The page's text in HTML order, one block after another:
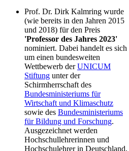
Prof. Dr. Dirk Kalmring wurde
(wie bereits in den Jahren 2015
und 2018) für den Preis
'Professor des Jahres 2023'
nominiert. Dabei handelt es sich
um einen bundesweiten
Wettbewerb derUNICUM
Stiftung unter der
Schirmherrschaft des
Bundesministeriums für
Wirtschaft und Klimaschutz
sowie des Bundesministeriums
für Bildung und Forschung.
Ausgezeichnet werden
Hochschullehrerinnen und
Hochschulehrer in Deutschland,